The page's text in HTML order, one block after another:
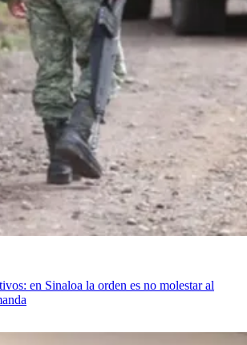
en Sinaloa la orden es no molestar al